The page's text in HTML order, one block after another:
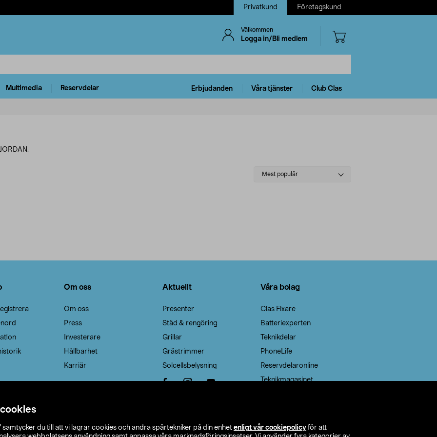
samtycker du till att vi lagrar cookies och andra spårtekniker på din enhet enligt vår cookiepolicy för att
Privatkund Företagskund
Välkommen
Logga in/Bli medlem
Multimedia Reservdelar Erbjudanden Våra tjänster Club Clas
Select
Mest populär
Om oss
Om oss
Press
Investerare
Hållbarhet
Karriär
Aktuellt
Presenter
Städ & rengöring
Grillar
Grästrimmer
Solcellsbelysning
Våra bolag
Clas Fixare
Batteriexperten
Teknikdelar
PhoneLife
Reservdelaronline
Teknikmagasinet